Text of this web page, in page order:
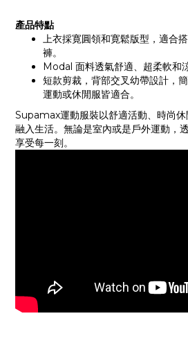
產品特點
上衣採寛圓領和寛鬆版型，適合
褲。
Modal 面料透氣舒適、超柔軟和
短款剪裁，背部交叉幼帶設計，
運動或休閒服皆適合。
Supamax運動服裝以舒適活動、時尚
融入生活。無論是室內或是戶外運動，
享受每一刻。